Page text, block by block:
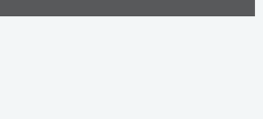
Youtube